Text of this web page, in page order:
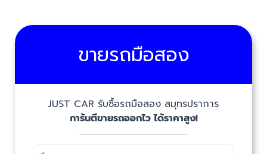
ขายรถมือสอง
JUST CAR รับซื้อรถมือสอง สมุทรปราการ
การันตีขายรถออกไว ได้ราคาสูง!